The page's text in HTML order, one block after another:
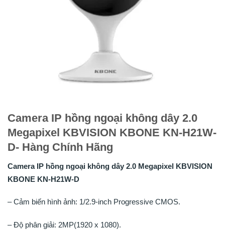
Camera IP hồng ngoại không dây 2.0
Megapixel KBVISION KBONE KN-H21W-
D- Hàng Chính Hãng
Camera IP hồng ngoại không dây 2.0 Megapixel KBVISION
KBONE KN-H21W-D
– Cảm biến hình ảnh: 1/2.9-inch Progressive CMOS.
– Độ phân giải: 2MP(1920 x 1080).